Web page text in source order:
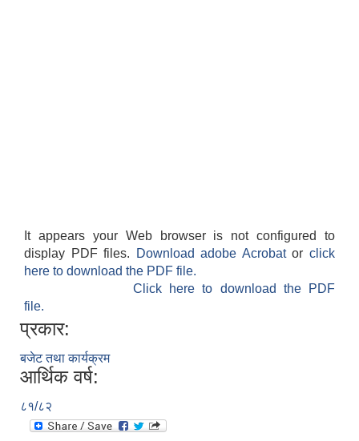
It appears your Web browser is not configured to
display PDF files.
Download adobe Acrobatorclick
here to download the PDF file.
Click here to download the PDF
file.
प्रकार:
बजेट तथा कार्यक्रम
आर्थिक वर्ष:
८१/८२